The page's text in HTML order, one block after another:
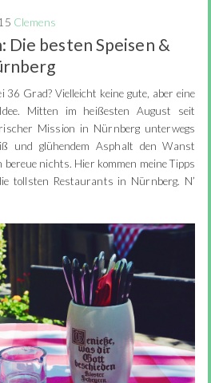
Clemens
Die besten Speisen &
Grad? Vielleicht keine gute, aber eine
Mitten im heißesten August seit
Mission in Nürnberg unterwegs
und glühendem Asphalt den Wanst
bereue nichts. Hier kommen meine Tipps
tollsten Restaurants in Nürnberg. N’